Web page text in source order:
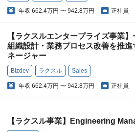
年収 662.4万円 〜 942.8万円 正社員
【ラクスルエンタープライズ事業
組織設計・業務プロセス改善を推
ネージャー
Bizdev ラクスル Sales
年収 662.4万円 〜 942.8万円 正社員
【ラクスル事業】Engineering